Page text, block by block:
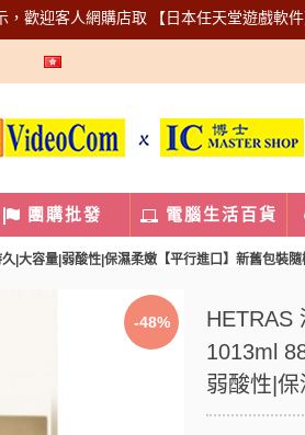
，歡迎客人網購店取 【日本任天堂遊戲軟件
團購批發 電腦生活百貨
|大容量|弱酸性|保濕柔嫩【平行進口】新舊包裝隨
-48%
HETRAS
1013ml
弱酸性|